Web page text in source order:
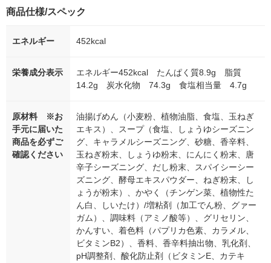
商品仕様/スペック
エネルギー 452kcal
栄養成分表示
エネルギー452kcal たんぱく質8.9g 脂質
14.2g 炭水化物 74.3g 食塩相当量 4.7g
原材料 ※お
手元に届いた
商品を必ずご
確認ください
油揚げめん（小麦粉、植物油脂、食塩、玉ねぎ
エキス）、スープ（食塩、しょうゆシーズニン
グ、キャラメルシーズニング、砂糖、香辛料、
玉ねぎ粉末、しょうゆ粉末、にんにく粉末、唐
辛子シーズニング、だし粉末、スパイシーシー
ズニング、酵母エキスパウダー、ねぎ粉末、し
ょうが粉末）、かやく（チンゲン菜、植物性た
ん白、しいたけ）/増粘剤（加工でん粉、グァー
ガム）、調味料（アミノ酸等）、グリセリン、
かんすい、着色料（パプリカ色素、カラメル、
ビタミンB2）、香料、香辛料抽出物、乳化剤、
pH調整剤、酸化防止剤（ビタミンE、カテキ